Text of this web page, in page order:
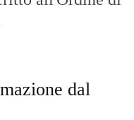
dal